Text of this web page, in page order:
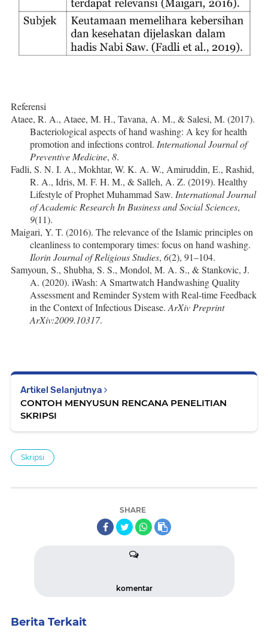
Referensi
Ataee, R. A., Ataee, M. H., Tavana, A. M., & Salesi, M. (2017).
Bacteriological aspects of hand washing: A key for health
promotion and infections control. International Journal of
Preventive Medicine, 8.
Fadli, S. N. I. A., Mokhtar, W. K. A. W., Amiruddin, E., Rashid,
R. A., Idris, M. F. H. M., & Salleh, A. Z. (2019). Healthy
Lifestyle of Prophet Muhammad Saw. International Journal
of Academic Research In Business and Social Sciences,
9(11).
Maigari, Y. T. (2016). The relevance of the Islamic principles on
cleanliness to contemporary times: focus on hand washing.
Ilorin Journal of Religious Studies, 6(2), 91–104.
Samyoun, S., Shubha, S. S., Mondol, M. A. S., & Stankovic, J.
A. (2020). iWash: A Smartwatch Handwashing Quality
Assessment and Reminder System with Real-time Feedback
in the Context of Infectious Disease. ArXiv Preprint
ArXiv:2009.10317.
Artikel Selanjutnya
CONTOH MENYUSUN RENCANA PENELITIAN
SKRIPSI
Skripsi
SHARE
komentar
Berita Terkait